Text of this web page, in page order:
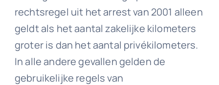
rechtsregel uit het arrest van 2001 alleen
geldt als het aantal zakelijke kilometers
groter is dan het aantal privékilometers.
In alle andere gevallen gelden de
gebruikelijke regels van